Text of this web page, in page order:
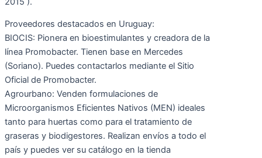
Proveedores destacados en Uruguay:
BIOCIS: Pionera en bioestimulantes y creadora de la
línea Promobacter. Tienen base en Mercedes
(Soriano). Puedes contactarlos mediante el Sitio
Oficial de Promobacter.
Agrourbano: Venden formulaciones de
Microorganismos Eficientes Nativos (MEN) ideales
tanto para huertas como para el tratamiento de
graseras y biodigestores. Realizan envíos a todo el
país y puedes ver su catálogo en la tienda